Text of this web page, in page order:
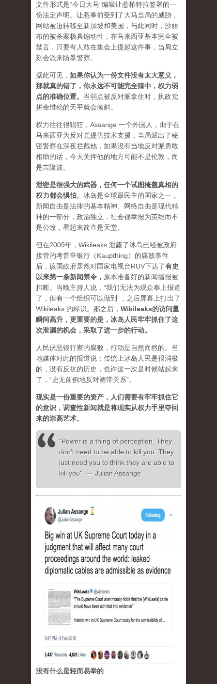
文件形式是“今日大马”编辑让惹柏特拉签署的一
份法定声明。让惹事前受到了大马当局的威胁，
网站被迫转移至新加坡和美国，与此同时，沙丽
布的被杀案极具煽动性，在马来西亚基本完全被
禁言，只要有人敢在集会上提起这件事，当局立
刻会派来防暴警察。
据此可见， 如果你认为一份文件没有太大意义，
那就真的错了，你永远不可能完全猜中，权力弱
点的准确位置。 当弱点被反对派拿住时，执政党
拼命维稳的天平就会倾斜。
权力往往很猖狂，Assange 一个外国人，由于在
马来西亚为反对党提供技术支援，当局派出了秘
密警察在深夜拦截他，如果没有当地反对派勇敢
相助的话，今天关押他的地方可能不是伦敦，而
是吉隆波。
泄密是很强大的武器，任何一个试图掩盖真相的
权力都会惧怕。 冰岛是全球最民主的国家之一，
新闻自由是法律的基本精神、网络自由是现代精
神的一部分，政治独立，社会视举报为英雄而不
是公敌，看起来简直是天堂。
但在2009年，Wikileaks 泄露了冰岛已经被政府
接管的考普辛银行（Kaupthing）的腐败事件
后，该国政府居然对国家电视台RUV下达了有史
以来第一条新闻禁令 ， 原本准备好的新闻播报被
掐断。当晚主持人说，“我们无法为观众奉上报道
了，但有一个组织可以做到”，之后屏幕上打出了
Wikileaks 的标识。那之后， Wikileaks的访问量
瞬间高升，更重要的是，冰岛人民牢牢抓住了这
次泄漏的机会，采取了进一步的行动。
人民厌恶银行家的腐败，行动是自然而然的。当
地媒体对此的报道说：传统上冰岛人民是很消极
的，没有反抗的历史，也许这一次是时候站起来
了，“史无前例地反对裙带关系”。
现实是一份重要的资产，人们需要有牢牢抓住它
的意识，调查性新闻就是将现实从权力手里夺回
来的崇高艺术。
"Power is a thing of perception. They
don't need to be able to kill you. They
just need you to think they are able to
kill you" — Julian Assange
没有什么是轻而易举的